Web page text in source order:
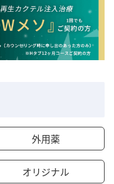
外用薬
オリジナル